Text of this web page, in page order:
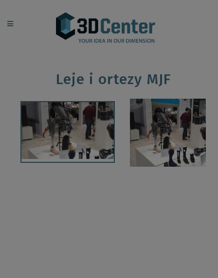
Leje i ortezy MJF